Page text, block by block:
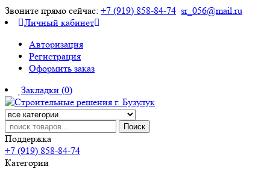
Звоните прямо сейчас: +7 (919) 858-84-74 sr_056@mail.ru
Личный кабинет
Авторизация
Регистрация
Оформить заказ
Закладки (0)
Поиск
Поддержка
+7 (919) 858-84-74
Категории